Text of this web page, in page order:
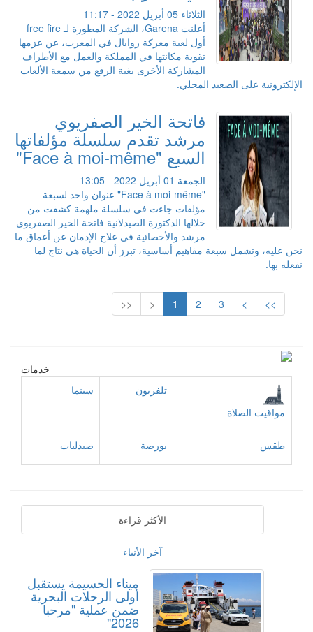
الثلاثاء 05 أبريل 2022 - 11:17
أعلنت Garena، الشركة المطورة لـ free fire
أول لعبة معركة روايال في المغرب، عن عزمها
تقوية مكانتها في المملكة والعمل مع الأطراف
المشاركة الأخرى بغية الرفع من سمعة الألعاب
الإلكترونية على الصعيد المحلي.
فاتحة الخير الصفريوي
مرشد تقدم سلسلة مؤلفاتها
السبع "Face à moi-même"
الجمعة 01 أبريل 2022 - 13:05
"Face à moi-même" عنوان واحد لسبعة
مؤلفات جاءت في سلسلة ملهمة كشفت من
خلالها الدكتورة الصيدلانية فاتحة الخير الصفريوي
مرشد والأخصائية في علاج الإدمان عن أعماق ما
نحن عليه، وتشمل سبعة مفاهيم أساسية، تبرز أن الحياة هي نتاج لما
نفعله بها.
<< < 1 2 3 > >>
خدمات
مواقيت الصلاة
تلفزيون سينما
طقس بورصة صيدليات
الأكثر قراءة
آخر الأنباء
ميناء الحسيمة يستقبل
أولى الرحلات البحرية
ضمن عملية "مرحبا
2026"